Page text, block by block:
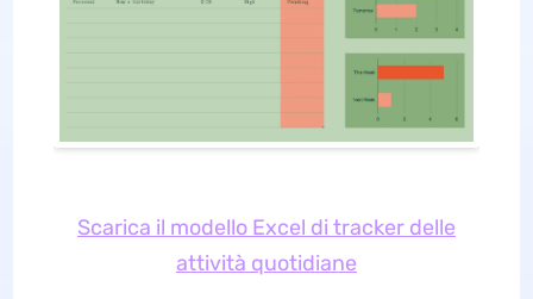
Scarica il modello Excel di tracker delle
attività quotidiane